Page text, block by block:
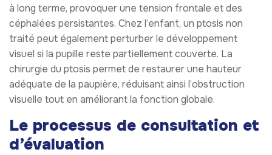
à long terme, provoquer une tension frontale et des
céphalées persistantes. Chez l’enfant, un ptosis non
traité peut également perturber le développement
visuel si la pupille reste partiellement couverte. La
chirurgie du ptosis permet de restaurer une hauteur
adéquate de la paupière, réduisant ainsi l’obstruction
visuelle tout en améliorant la fonction globale.
Le processus de consultation et
d’évaluation